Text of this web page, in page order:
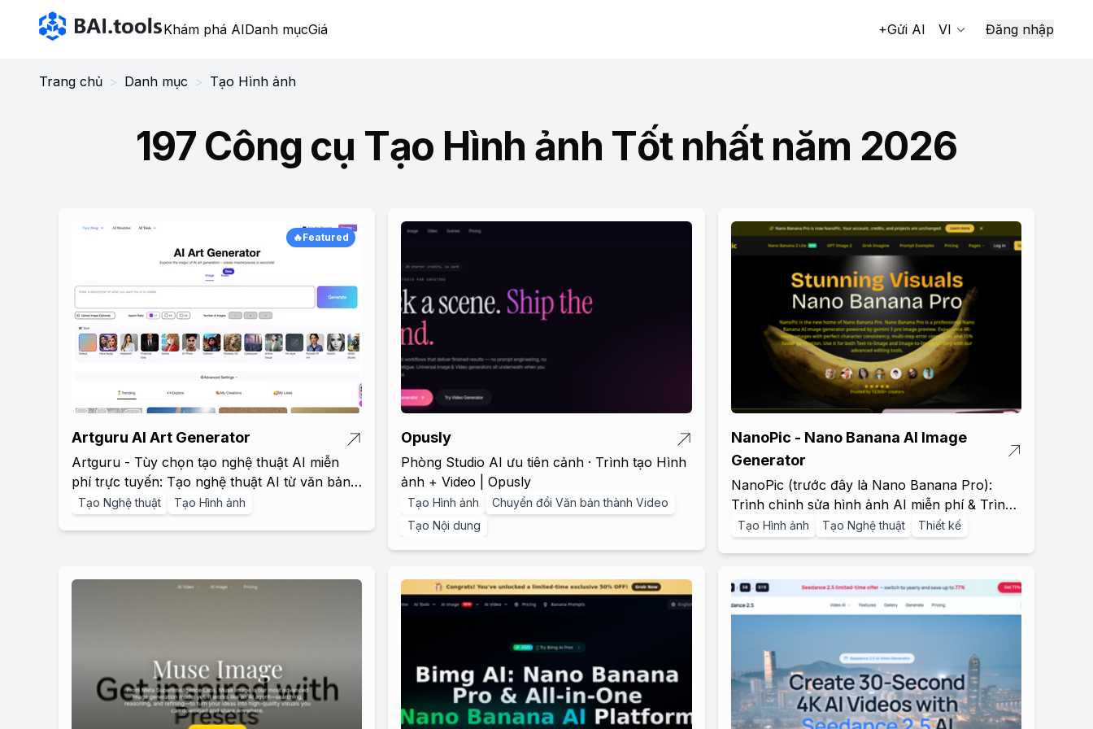
Bai.tools
Khám phá AIDanh mụcGiá +Gửi AI VI Đăng nhập
Trang chủ > Danh mục > Tạo Hình ảnh
197 Công cụ Tạo Hình ảnh Tốt nhất năm 2026
🔥Featured
Artguru AI Art Generator
Artguru - Tùy chọn tạo nghệ thuật AI miễn
phí trực tuyến: Tạo nghệ thuật AI từ văn bản
và ảnh.
Tạo Nghệ thuật Tạo Hình ảnh
Opusly
Phòng Studio AI ưu tiên cảnh · Trình tạo Hình
ảnh + Video | Opusly
Tạo Hình ảnh
Chuyển đổi Văn bản thành Video
Tạo Nội dung
NanoPic - Nano Banana AI Image
Generator
NanoPic (trước đây là Nano Banana Pro):
Trình chỉnh sửa hình ảnh AI miễn phí & Trình
tạo video
Tạo Hình ảnh Tạo Nghệ thuật Thiết kế